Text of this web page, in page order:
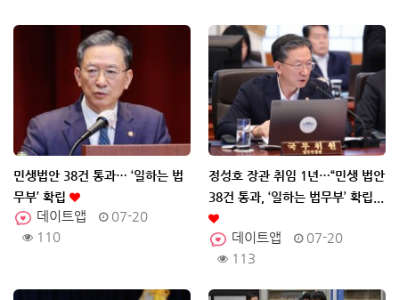
민생법안 38건 통과… ‘일하는 법
무부’ 확립
데이트앱
07-20
110
정성호 장관 취임 1년…“민생 법안
38건 통과, ‘일하는 법무부’ 확립...
데이트앱
07-20
113